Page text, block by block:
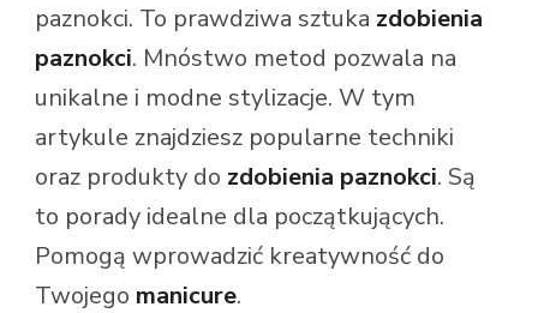
paznokci. To prawdziwa sztuka zdobienia
paznokci. Mnóstwo metod pozwala na
unikalne i modne stylizacje. W tym
artykule znajdziesz popularne techniki
oraz produkty do zdobienia paznokci. Są
to porady idealne dla początkujących.
Pomogą wprowadzić kreatywność do
Twojego manicure.